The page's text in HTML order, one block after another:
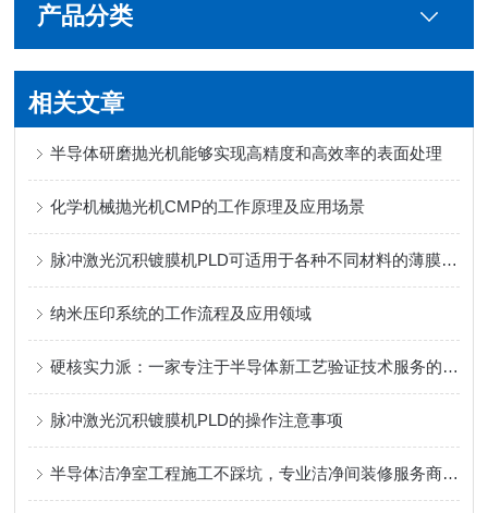
产品分类
相关文章
半导体研磨抛光机能够实现高精度和高效率的表面处理
化学机械抛光机CMP的工作原理及应用场景
脉冲激光沉积镀膜机PLD可适用于各种不同材料的薄膜沉积
纳米压印系统的工作流程及应用领域
硬核实力派：一家专注于半导体新工艺验证技术服务的实力制造商
脉冲激光沉积镀膜机PLD的操作注意事项
半导体洁净室工程施工不踩坑，专业洁净间装修服务商推荐